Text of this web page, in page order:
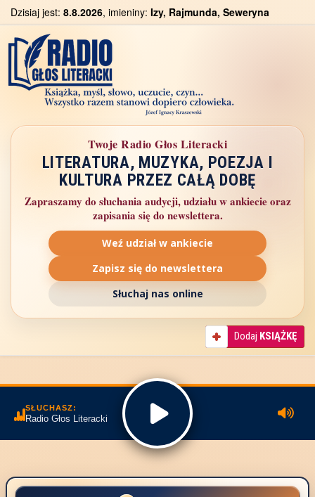
Dzisiaj jest: 8.8.2026, imieniny: Izy, Rajmunda, Seweryna
Twoje Radio Głos Literacki
LITERATURA, MUZYKA, POEZJA I
KULTURA PRZEZ CAŁĄ DOBĘ
Zapraszamy do słuchania audycji, udziału w ankiecie oraz
zapisania się do newslettera.
Weź udział w ankiecie
Zapisz się do newslettera
Słuchaj nas online
Dodaj KSIĄŻKĘ
SŁUCHASZ:
Radio Głos Literacki